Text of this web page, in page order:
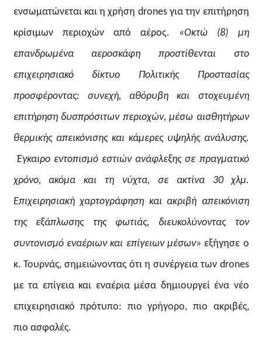
ενσωματώνεται και η χρήση drones για την επιτήρηση
κρίσιμων περιοχών από αέρος.
«Οκτώ (8) μη
επανδρωμένααεροσκάφη προστίθενται στο
επιχειρησιακό δίκτυο Πολιτικής Προστασίας
προσφέροντας: συνεχή, αθόρυβη και στοχευμένη
επιτήρησηδυσπρόσιτων περιοχών, μέσω αισθητήρων
θερμικής απεικόνισης και κάμερες υψηλής ανάλυσης.
Έγκαιρο εντοπισμό εστιών ανάφλεξης σε πραγματικό
χρόνο, ακόμα και τη νύχτα, σε ακτίνα 30
χλμ.
Επιχειρησιακή χαρτογράφηση και ακριβή απεικόνιση
της εξάπλωσης της φωτιάς, διευκολύνοντας τον
συντονισμό εναέριων και επίγειων μέσων» εξήγησε ο
κ. Τουρνάς, σημειώνοντας ότιησυνέργεια των drones
με τα επίγεια και εναέρια μέσα δημιουργεί ένα νέο
επιχειρησιακό πρότυπο: πιο γρήγορο, πιο ακριβές,
πιο ασφαλές.